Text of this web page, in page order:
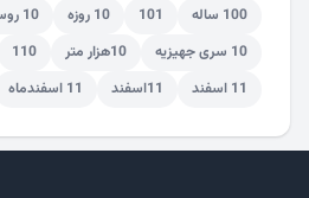
100 ساله
101 10 روزه 10 روستا
10 سری جهیزیه
10هزار متر 110
11 اسفند
11اسفند 11 اسفندماه